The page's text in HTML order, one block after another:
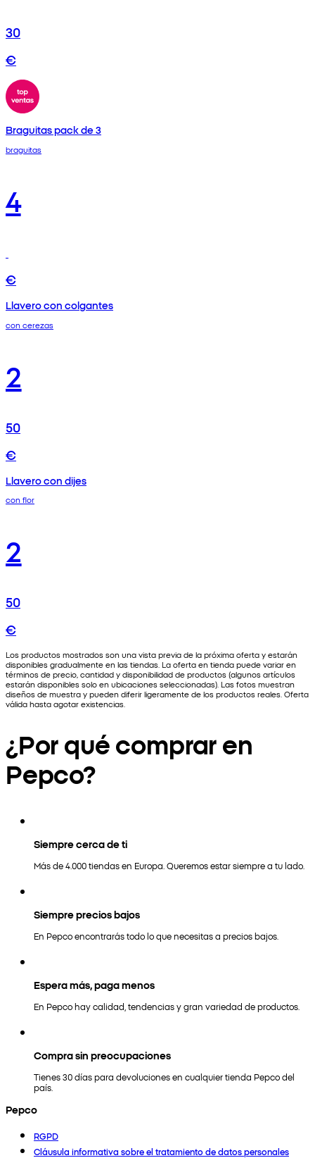
30
€
Braguitas pack de 3
braguitas
4
€
Llavero con colgantes
con cerezas
2
50
€
Llavero con dijes
con flor
2
50
€
Los productos mostrados son una vista previa de la próxima oferta y estarán
disponibles gradualmente en las tiendas. La oferta en tienda puede variar en
términos de precio, cantidad y disponibilidad de productos (algunos artículos
estarán disponibles solo en ubicaciones seleccionadas). Las fotos muestran
diseños de muestra y pueden diferir ligeramente de los productos reales. Oferta
válida hasta agotar existencias.
¿Por qué comprar en
Pepco?
Siempre cerca de ti
Más de 4.000 tiendas en Europa. Queremos estar siempre a tu lado.
Siempre precios bajos
En Pepco encontrarás todo lo que necesitas a precios bajos.
Espera más, paga menos
En Pepco hay calidad, tendencias y gran variedad de productos.
Compra sin preocupaciones
Tienes 30 días para devoluciones en cualquier tienda Pepco del
país.
Pepco
RGPD
Cláusula informativa sobre el tratamiento de datos personales